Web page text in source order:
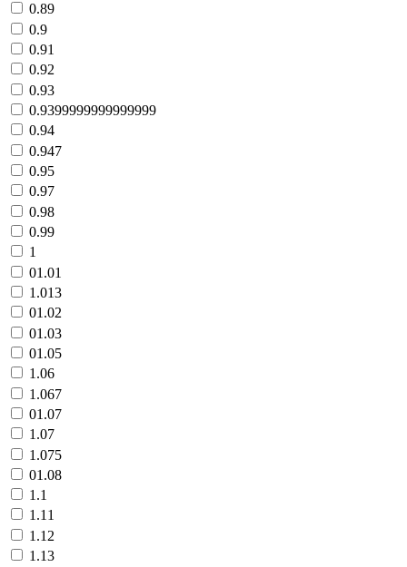
0.89
0.9
0.91
0.92
0.93
0.9399999999999999
0.94
0.947
0.95
0.97
0.98
0.99
1
01.01
1.013
01.02
01.03
01.05
1.06
1.067
01.07
1.07
1.075
01.08
1.1
1.11
1.12
1.13